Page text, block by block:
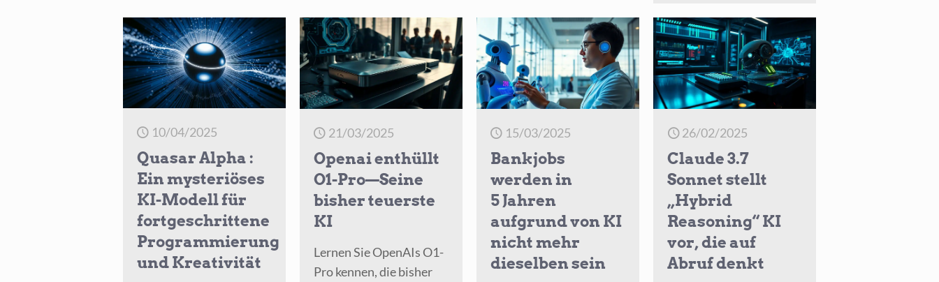
langlebige
Agenten
vor
GPT
5.1
Codex
Max
langfristige
Programmierung
mischt
Programmierung
Brainrot-
10/04/2025
Quasar Alpha :
Ein mysteriöses
KI-Modell für
fortgeschrittene
Programmierung
und Kreativität
21/03/2025
Openai enthüllt
O1-Pro—Seine
bisher teuerste
KI
Lernen Sie OpenAIs O1-
Pro kennen, die bisher
15/03/2025
Bankjobs
werden in
5 Jahren
aufgrund von KI
nicht mehr
dieselben sein
26/02/2025
Claude 3.7
Sonnet stellt
„Hybrid
Reasoning“ KI
vor, die auf
Abruf denkt